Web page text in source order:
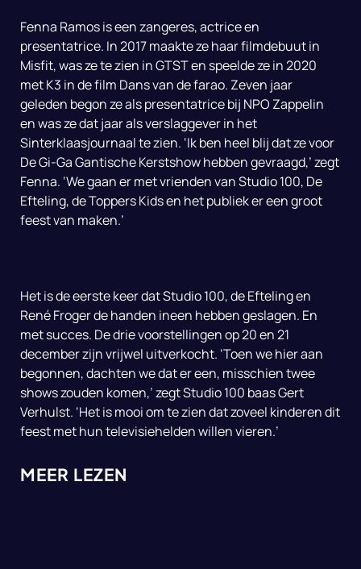
Fenna Ramos is een zangeres, actrice en
presentatrice. In 2017 maakte ze haar filmdebuut in
Misfit, was ze te zien in GTST en speelde ze in 2020
met K3 in de film Dans van de farao. Zeven jaar
geleden begon ze als presentatrice bij NPO Zappelin
en was ze dat jaar als verslaggever in het
Sinterklaasjournaal te zien. ‘Ik ben heel blij dat ze voor
De Gi-Ga Gantische Kerstshow hebben gevraagd,’ zegt
Fenna. ‘We gaan er met vrienden van Studio 100, De
Efteling, de Toppers Kids en het publiek er een groot
feest van maken.’
Het is de eerste keer dat Studio 100, de Efteling en
René Froger de handen ineen hebben geslagen. En
met succes. De drie voorstellingen op 20 en 21
december zijn vrijwel uitverkocht. ‘Toen we hier aan
begonnen, dachten we dat er een, misschien twee
shows zouden komen,’ zegt Studio 100 baas Gert
Verhulst. ‘Het is mooi om te zien dat zoveel kinderen dit
feest met hun televisiehelden willen vieren.’
MEER LEZEN